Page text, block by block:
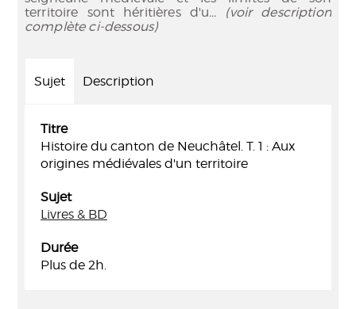
territoire sont héritières d'u... (voir description
complète ci-dessous)
Sujet Description
Titre
Histoire du canton de Neuchâtel. T. 1 : Aux
origines médiévales d'un territoire
Sujet
Livres & BD
Durée
Plus de 2h.